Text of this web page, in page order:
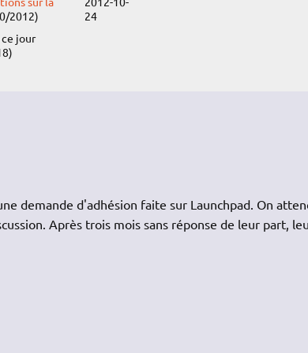
2012)
24
ce jour
demande d'adhésion faite sur Launchpad. On
Après trois mois sans réponse de leur part,